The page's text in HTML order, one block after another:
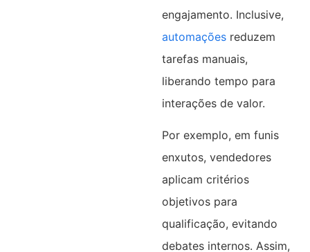
engajamento. Inclusive,
automaçõesreduzem
tarefas manuais,
liberando tempo para
interações de valor.
Por exemplo, em funis
enxutos, vendedores
aplicam critérios
objetivos para
qualificação, evitando
debates internos. Assim,